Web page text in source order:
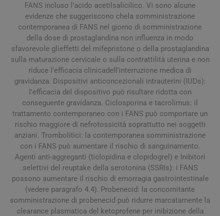
FANS incluso l'acido acetilsalicilico. Vi sono alcune
evidenze che suggeriscono chela somministrazione
contemporanea di FANS nel giorno di somministrazione
della dose di prostaglandina non influenza in modo
sfavorevole glieffetti del mifepristone o della prostaglandina
sulla maturazione cervicale o sulla contrattilità uterina e non
riduce l'efficacia clinicadell'interruzione medica di
gravidanza. Dispositivi anticoncezionali intrauterini (IUDs):
l'efficacia del dispositivo può risultare ridotta con
conseguente gravidanza. Ciclosporina e tacrolimus: il
trattamento contemporaneo con i FANS può comportare un
rischio maggiore di nefrotossicità soprattutto nei soggetti
anziani. Trombolitici: la contemporanea somministrazione
con i FANS può aumentare il rischio di sanguinamento.
Agenti anti-aggreganti (ticlopidina e clopidogrel) e Inibitori
selettivi del reuptake della serotonina (SSRIs): i FANS
possono aumentare il rischio di emorragia gastrointestinale
(vedere paragrafo 4.4). Probenecid: la concomitante
somministrazione di probenecid può ridurre marcatamente la
clearance plasmatica del ketoprofene per inibizione della